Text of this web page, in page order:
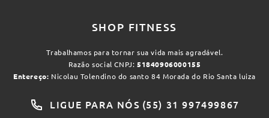
SHOP FITNESS
Trabalhamos para tornar sua vida mais agradável.
Razão social CNPJ: 51840906000155
Entereço: Nicolau Tolendino do santo 84 Morada do Rio Santa luiza
LIGUE PARA NÓS (55) 31 997499867